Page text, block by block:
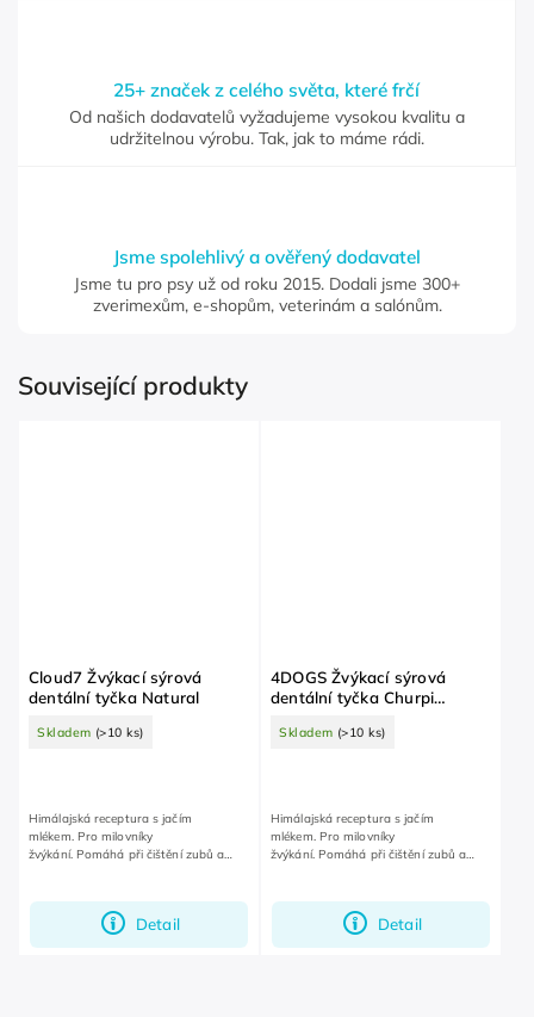
25+ značek z celého světa, které frčí
Od našich dodavatelů vyžadujeme vysokou kvalitu a
udržitelnou výrobu. Tak, jak to máme rádi.
Jsme spolehlivý a ověřený dodavatel
Jsme tu pro psy už od roku 2015. Dodali jsme 300+
zverimexům, e-shopům, veterinám a salónům.
Související produkty
Cloud7 Žvýkací sýrová
dentální tyčka Natural
Skladem (>10 ks)
Detail
Himálajská receptura s jačím
mlékem. Pro milovníky
žvýkání. Pomáhá při čištění zubů a
4DOGS Žvýkací sýrová
dentální tyčka Churpi
Skladem (>10 ks)
Detail
Himálajská receptura s jačím
mlékem. Pro milovníky
žvýkání. Pomáhá při čištění zubů a